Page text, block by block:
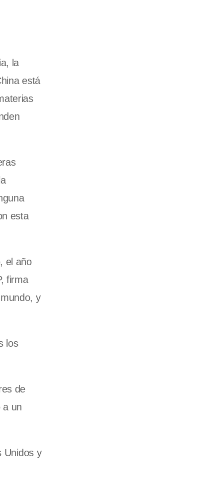
la
está
esta
el año
firma
y
los
de
a un
Unidos y